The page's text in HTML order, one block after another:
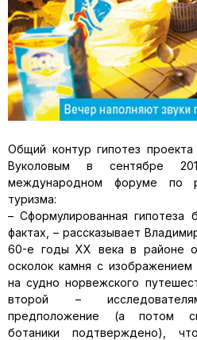
Общий контур гипотез
Вуколо­вым в сентябре
международном форуме по
туризма:
– Сформулированная гипотеза
фактах, – рассказывает
60-е годы XX века в районе
осколок камня с
на судно норвежского
второй –
предположение (а по­том
ботаники подтверждено),